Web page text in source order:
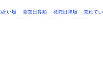
高い順 発売日昇順 発売日降順 売れて